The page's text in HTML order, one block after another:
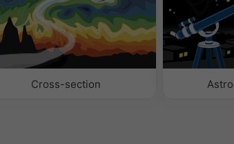
Cross-section